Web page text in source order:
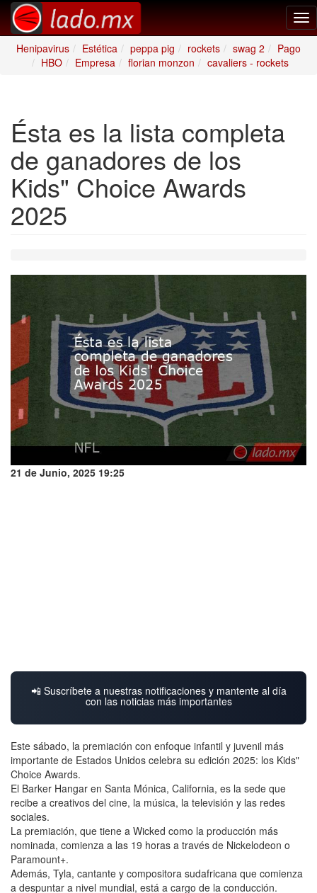
Henipavirus
Estética peppa pig rockets swag 2
Pago
HBO
Empresa florian monzon cavaliers - rockets
Ésta es la lista completa
de ganadores de los
Kids" Choice Awards
2025
21 de Junio, 2025 19:25
📲 Suscríbete a nuestras notificaciones y mantente al día
con las noticias más importantes
Este sábado, la premiación con enfoque infantil y juvenil más
importante de Estados Unidos celebra su edición 2025: los Kids"
Choice Awards.
El Barker Hangar en Santa Mónica, California, es la sede que
recibe a creativos del cine, la música, la televisión y las redes
sociales.
La premiación, que tiene a Wicked como la producción más
nominada, comienza a las 19 horas a través de Nickelodeon o
Paramount+.
Además, Tyla, cantante y compositora sudafricana que comienza
a despuntar a nivel mundial, está a cargo de la conducción.